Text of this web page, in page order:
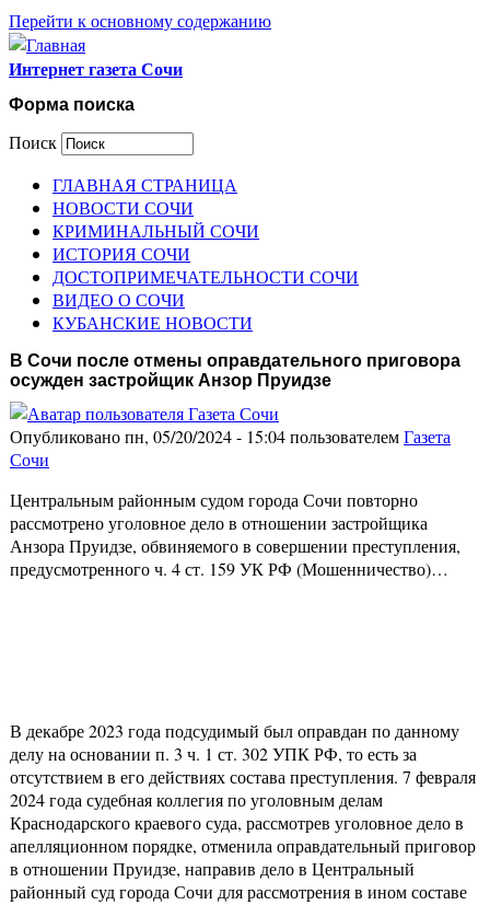
Перейти к основному содержанию
Интернет газета Сочи
Форма поиска
Поиск
ГЛАВНАЯ СТРАНИЦА
НОВОСТИ СОЧИ
КРИМИНАЛЬНЫЙ СОЧИ
ИСТОРИЯ СОЧИ
ДОСТОПРИМЕЧАТЕЛЬНОСТИ СОЧИ
ВИДЕО О СОЧИ
КУБАНСКИЕ НОВОСТИ
В Сочи после отмены оправдательного приговора
осужден застройщик Анзор Пруидзе
Опубликовано пн, 05/20/2024 - 15:04 пользователемГазета
Сочи
Центральным районным судом города Сочи повторно
рассмотрено уголовное дело в отношении застройщика
Анзора Пруидзе, обвиняемого в совершении преступления,
предусмотренного ч. 4 ст. 159 УК РФ (Мошенничество)…
В декабре 2023 года подсудимый был оправдан по данному
делу на основании п. 3 ч. 1 ст. 302 УПК РФ, то есть за
отсутствием в его действиях состава преступления. 7 февраля
2024 года судебная коллегия по уголовным делам
Краснодарского краевого суда, рассмотрев уголовное дело в
апелляционном порядке, отменила оправдательный приговор
в отношении Пруидзе, направив дело в Центральный
районный суд города Сочи для рассмотрения в ином составе